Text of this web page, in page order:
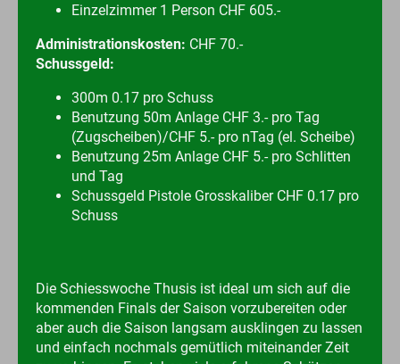
Einzelzimmer 1 Person CHF 605.-
Administrationskosten: CHF 70.-
Schussgeld:
300m 0.17 pro Schuss
Benutzung 50m Anlage CHF 3.- pro Tag
(Zugscheiben)/CHF 5.- pro nTag (el. Scheibe)
Benutzung 25m Anlage CHF 5.- pro Schlitten
und Tag
Schussgeld Pistole Grosskaliber CHF 0.17 pro
Schuss
Die Schiesswoche Thusis ist ideal um sich auf die
kommenden Finals der Saison vorzubereiten oder
aber auch die Saison langsam ausklingen zu lassen
und einfach nochmals gemütlich miteinander Zeit